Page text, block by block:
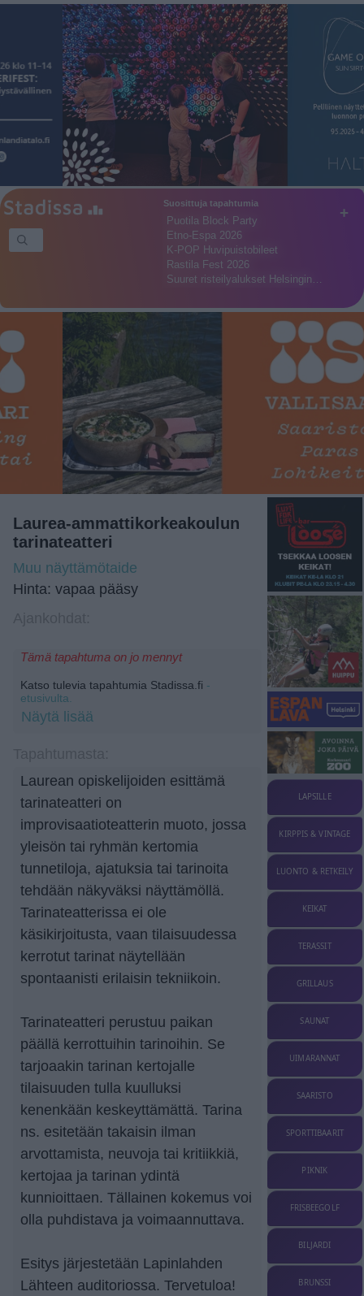
+
Suosittuja tapahtumia
Puotila Block Party
Etno-Espa 2026
K-POP Huvipuistobileet
Rastila Fest 2026
Suuret risteilyalukset Helsingin…
Laurea-ammattikorkeakoulun
tarinateatteri
Muu näyttämötaide
Hinta: vapaa pääsy
Tämä tapahtuma on jo mennyt
Katso tulevia tapahtumia Stadissa.fi -
etusivulta.
Näytä lisää
Laurean opiskelijoiden esittämä
tarinateatteri on
improvisaatioteatterin muoto, jossa
yleisön tai ryhmän kertomia
tunnetiloja, ajatuksia tai tarinoita
tehdään näkyväksi näyttämöllä.
Tarinateatterissa ei ole
käsikirjoitusta, vaan tilaisuudessa
kerrotut tarinat näytellään
spontaanisti erilaisin tekniikoin.
Tarinateatteri perustuu paikan
päällä kerrottuihin tarinoihin. Se
tarjoaakin tarinan kertojalle
tilaisuuden tulla kuulluksi
kenenkään keskeyttämättä. Tarina
ns. esitetään takaisin ilman
arvottamista, neuvoja tai kritiikkiä,
kertojaa ja tarinan ydintä
kunnioittaen. Tällainen kokemus voi
olla puhdistava ja voimaannuttava.
Esitys järjestetään Lapinlahden
Lähteen auditoriossa. Tervetuloa!
LAPSILLE
KIRPPIS & VINTAGE
LUONTO & RETKEILY
KEIKAT
TERASSIT
GRILLAUS
SAUNAT
UIMARANNAT
SAARISTO
SPORTTIBAARIT
PIKNIK
FRISBEEGOLF
BILJARDI
BRUNSSI